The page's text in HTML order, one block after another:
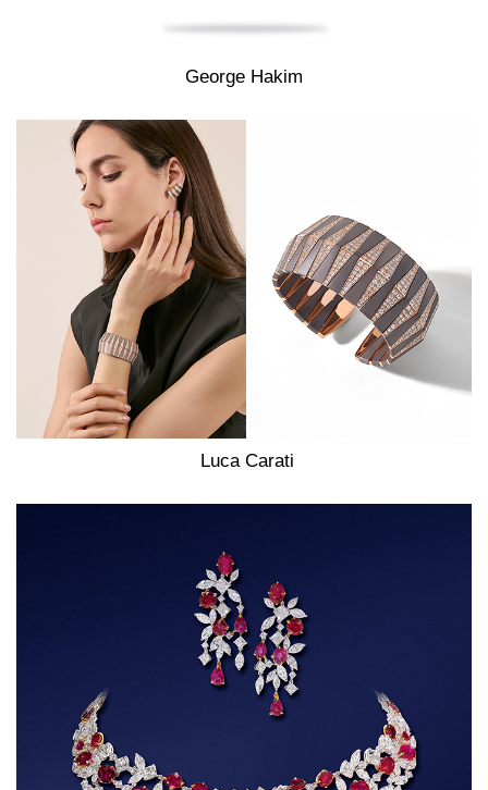
George Hakim
Luca Carati